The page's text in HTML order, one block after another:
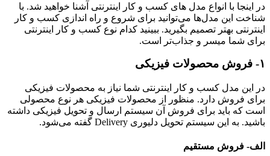
در اینجا با انواع مدل های کسب و کار اینترنتی آشنا خواهید شد. با
شناخت این مدل‌ها می‌توانید برای شروع و راه اندازی کسب و کار
اینترنتی بهتر تصمیم بگیرید. ببینید کدام نوع کسب و کار اینترنتی
برای شما میسر و جذاب‌تر است.
۱- فروش محصولات فیزیکی
در این مدل کسب و کار اینترنتی شما نیاز به محصولات فیزیکی
برای فروش دارد. منظور از محصولات فیزیکی هر نوع محصولی
است که باید برای فروش آن سیستم ارسال و تحویل فیزیکی داشته
باشید. به این سیستم تحویل دلیوری Delivery گفته می‌شود.
الف- فروش مستقیم